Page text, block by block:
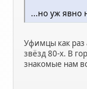
...но уж
Уфимцы как раз
звёзд 80-х. В
знакомые нам